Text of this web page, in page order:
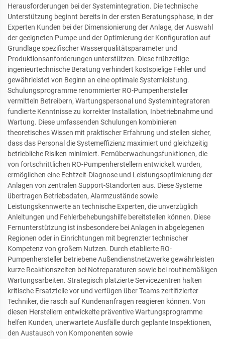
Herausforderungen bei der Systemintegration. Die technische
Unterstützung beginnt bereits in der ersten Beratungsphase, in der
Experten Kunden bei der Dimensionierung der Anlage, der Auswahl
der geeigneten Pumpe und der Optimierung der Konfiguration auf
Grundlage spezifischer Wasserqualitätsparameter und
Produktionsanforderungen unterstützen. Diese frühzeitige
ingenieurtechnische Beratung verhindert kostspielige Fehler und
gewährleistet von Beginn an eine optimale Systemleistung.
Schulungsprogramme renommierter RO-Pumpenhersteller
vermitteln Betreibern, Wartungspersonal und Systemintegratoren
fundierte Kenntnisse zu korrekter Installation, Inbetriebnahme und
Wartung. Diese umfassenden Schulungen kombinieren
theoretisches Wissen mit praktischer Erfahrung und stellen sicher,
dass das Personal die Systemeffizienz maximiert und gleichzeitig
betriebliche Risiken minimiert. Fernüberwachungsfunktionen, die
von fortschrittlichen RO-Pumpenherstellern entwickelt wurden,
ermöglichen eine Echtzeit-Diagnose und Leistungsoptimierung der
Anlagen von zentralen Support-Standorten aus. Diese Systeme
übertragen Betriebsdaten, Alarmzustände sowie
Leistungskennwerte an technische Experten, die unverzüglich
Anleitungen und Fehlerbehebungshilfe bereitstellen können. Diese
Fernunterstützung ist insbesondere bei Anlagen in abgelegenen
Regionen oder in Einrichtungen mit begrenzter technischer
Kompetenz von großem Nutzen. Durch etablierte RO-
Pumpenhersteller betriebene Außendienstnetzwerke gewährleisten
kurze Reaktionszeiten bei Notreparaturen sowie bei routinemäßigen
Wartungsarbeiten. Strategisch platzierte Servicezentren halten
kritische Ersatzteile vor und verfügen über Teams zertifizierter
Techniker, die rasch auf Kundenanfragen reagieren können. Von
diesen Herstellern entwickelte präventive Wartungsprogramme
helfen Kunden, unerwartete Ausfälle durch geplante Inspektionen,
den Austausch von Komponenten sowie